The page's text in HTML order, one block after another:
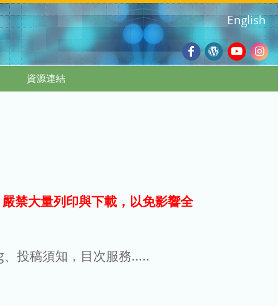
Facebook
Wordpress
Blog
English
資源連結
禁大量列印與下載，以免影響全
投稿須知，目次服務.....